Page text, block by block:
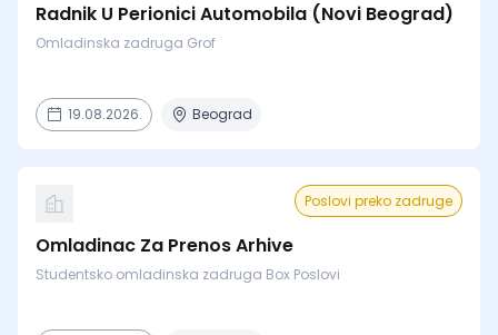
Radnik U Perionici Automobila (Novi Beograd)
Omladinska zadruga Grof
19.08.2026. Beograd
Poslovi preko zadruge
Omladinac Za Prenos Arhive
Studentsko omladinska zadruga Box Poslovi